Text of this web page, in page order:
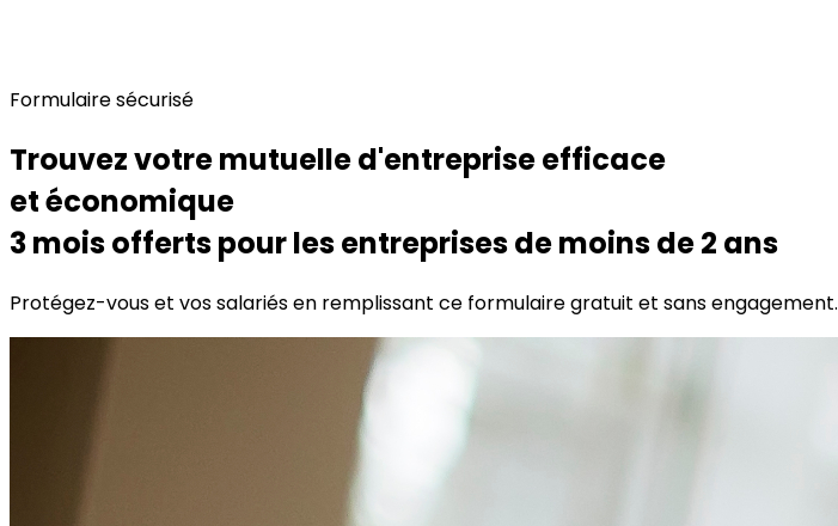
Formulaire sécurisé
Trouvez votre mutuelle d'entreprise efficace
et économique
3 mois offertspour les entreprises de moins de 2 ans
Protégez-vous et vos salariésen remplissant ce formulaire gratuit et sans engagement.